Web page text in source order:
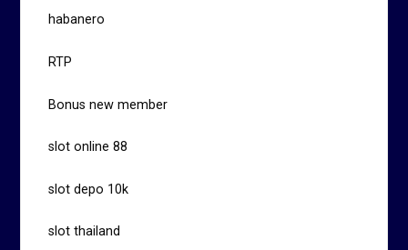
habanero
RTP
Bonus new member
slot online 88
slot depo 10k
slot thailand